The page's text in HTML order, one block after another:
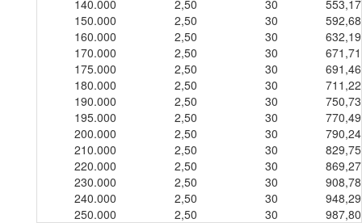
140.000
2,50 30
553,17
150.000
2,50 30
592,68
160.000
2,50 30
632,19
170.000
2,50 30
671,71
175.000
2,50 30
691,46
180.000
2,50 30
711,22
190.000
2,50 30
750,73
195.000
2,50 30
770,49
200.000
2,50 30
790,24
210.000
2,50 30
829,75
220.000
2,50 30
869,27
230.000
2,50 30
908,78
240.000
2,50 30
948,29
250.000
2,50 30 987,80